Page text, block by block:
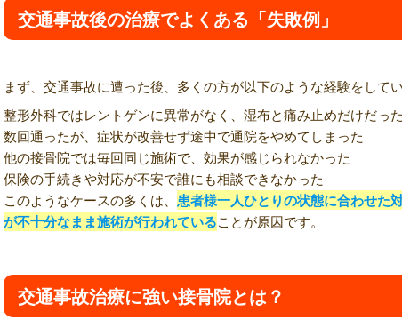
交通事故後の治療でよくある「失敗例」
まず、交通事故に遭った後、多くの方が以下のような経験をしてい
整形外科ではレントゲンに異常がなく、湿布と痛み止めだけだった
数回通ったが、症状が改善せず途中で通院をやめてしまった
他の接骨院では毎回同じ施術で、効果が感じられなかった
保険の手続きや対応が不安で誰にも相談できなかった
このようなケースの多くは、 患者様一人ひとりの状態に合わせた
が不十分なまま施術が行われていることが原因です。
交通事故治療に強い接骨院とは？